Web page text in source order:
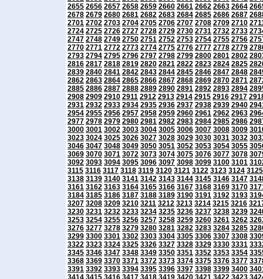
2655 2656 2657 2658 2659 2660 2661 2662 2663 2664
2678 2679 2680 2681 2682 2683 2684 2685 2686 2687
2701 2702 2703 2704 2705 2706 2707 2708 2709 2710
2724 2725 2726 2727 2728 2729 2730 2731 2732 2733
2747 2748 2749 2750 2751 2752 2753 2754 2755 2756
2770 2771 2772 2773 2774 2775 2776 2777 2778 2779
2793 2794 2795 2796 2797 2798 2799 2800 2801 2802
2816 2817 2818 2819 2820 2821 2822 2823 2824 2825
2839 2840 2841 2842 2843 2844 2845 2846 2847 2848
2862 2863 2864 2865 2866 2867 2868 2869 2870 2871
2885 2886 2887 2888 2889 2890 2891 2892 2893 2894
2908 2909 2910 2911 2912 2913 2914 2915 2916 2917
2931 2932 2933 2934 2935 2936 2937 2938 2939 2940
2954 2955 2956 2957 2958 2959 2960 2961 2962 2963
2977 2978 2979 2980 2981 2982 2983 2984 2985 2986
3000 3001 3002 3003 3004 3005 3006 3007 3008 3009
3023 3024 3025 3026 3027 3028 3029 3030 3031 3032
3046 3047 3048 3049 3050 3051 3052 3053 3054 3055
3069 3070 3071 3072 3073 3074 3075 3076 3077 3078
3092 3093 3094 3095 3096 3097 3098 3099 3100 3101
3115 3116 3117 3118 3119 3120 3121 3122 3123 3124 3125
3138 3139 3140 3141 3142 3143 3144 3145 3146 3147
3161 3162 3163 3164 3165 3166 3167 3168 3169 3170
3184 3185 3186 3187 3188 3189 3190 3191 3192 3193
3207 3208 3209 3210 3211 3212 3213 3214 3215 3216
3230 3231 3232 3233 3234 3235 3236 3237 3238 3239
3253 3254 3255 3256 3257 3258 3259 3260 3261 3262
3276 3277 3278 3279 3280 3281 3282 3283 3284 3285
3299 3300 3301 3302 3303 3304 3305 3306 3307 3308
3322 3323 3324 3325 3326 3327 3328 3329 3330 3331
3345 3346 3347 3348 3349 3350 3351 3352 3353 3354
3368 3369 3370 3371 3372 3373 3374 3375 3376 3377
3391 3392 3393 3394 3395 3396 3397 3398 3399 3400
3414 3415 3416 3417 3418 3419 3420 3421 3422 3423